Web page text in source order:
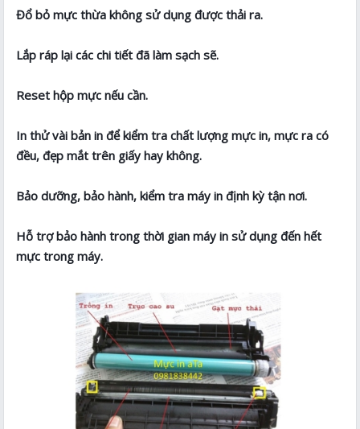
Đổ bỏ mực thừa không sử dụng được thải ra.
Lắp ráp lại các chi tiết đã làm sạch sẽ.
Reset hộp mực nếu cần.
In thử vài bản in để kiểm tra chất lượng mực in, mực ra có
đều, đẹp mắt trên giấy hay không.
Bảo dưỡng, bảo hành, kiểm tra máy in định kỳ tận nơi.
Hỗ trợ bảo hành trong thời gian máy in sử dụng đến hết
mực trong máy.